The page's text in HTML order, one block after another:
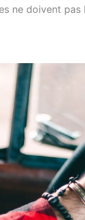
ne doivent pas